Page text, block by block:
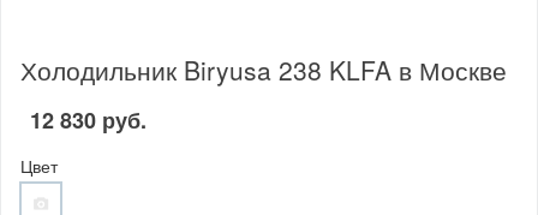
Холодильник Biryusa 238 KLFA в Москве
12 830 руб.
Цвет